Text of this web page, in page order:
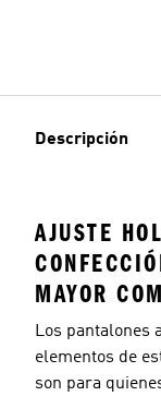
Descripción
AJUSTE
MAYOR
Los pantalones
elementos de
son para